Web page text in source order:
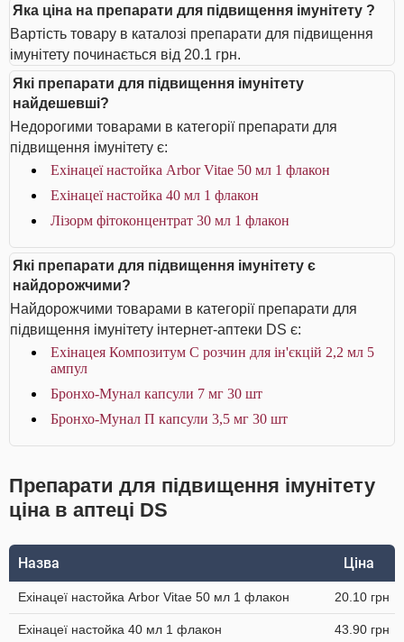
Яка ціна на препарати для підвищення імунітету ?
Вартість товару в каталозі препарати для підвищення
імунітету починається від 20.1 грн.
Які препарати для підвищення імунітету
найдешевші?
Недорогими товарами в категорії препарати для
підвищення імунітету є:
Ехінацеї настойка Arbor Vitae 50 мл 1 флакон
Ехінацеї настойка 40 мл 1 флакон
Лізорм фітоконцентрат 30 мл 1 флакон
Які препарати для підвищення імунітету є
найдорожчими?
Найдорожчими товарами в категорії препарати для
підвищення імунітету інтернет-аптеки DS є:
Ехінацея Композитум С розчин для ін'єкцій 2,2 мл 5
ампул
Бронхо-Мунал капсули 7 мг 30 шт
Бронхо-Мунал П капсули 3,5 мг 30 шт
Препарати для підвищення імунітету
ціна в аптеці DS
Назва Ціна
Ехінацеї настойка Arbor Vitae 50 мл 1 флакон 20.10 грн
Ехінацеї настойка 40 мл 1 флакон 43.90 грн